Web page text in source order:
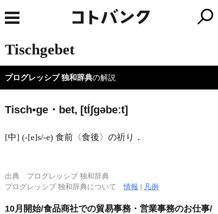
Tischgebet
プログレッシブ 独和辞典の解説
Tisch•ge・bet, [tÍʃɡəbeːt]
[中] (-[e]s/-e) 食前〈食後〉の祈り．
出典 プログレッシブ 独和辞典
プログレッシブ 独和辞典について情報 | 凡例
10月開始/食品商社での貿易事務・営業事務のお仕事/